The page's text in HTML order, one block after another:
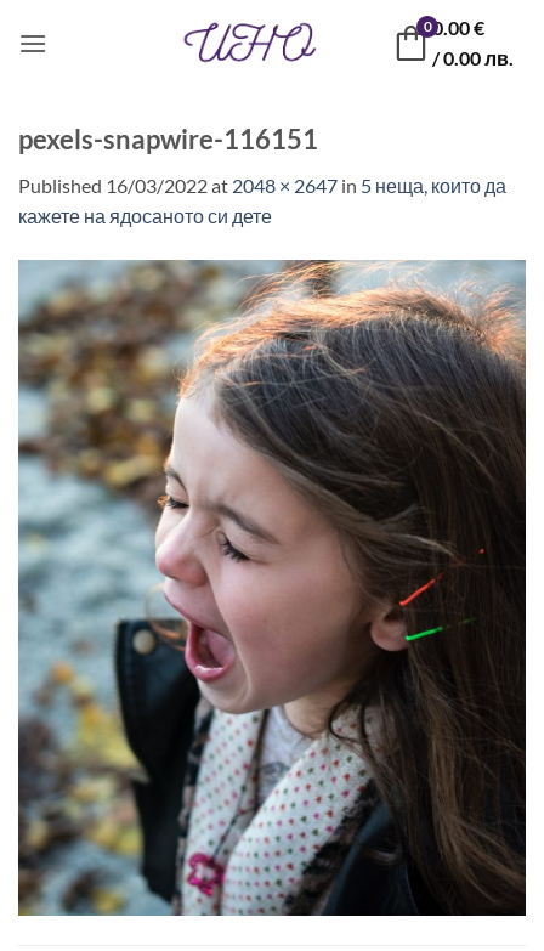
00.00€
/ 0.00 лв.
pexels-snapwire-116151
Published 16/03/2022at 2048 × 2647 in 5 неща, които да
кажете на ядосаното си дете